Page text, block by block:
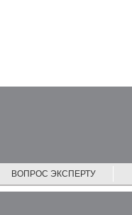
ВОПРОС ЭКСПЕРТУ